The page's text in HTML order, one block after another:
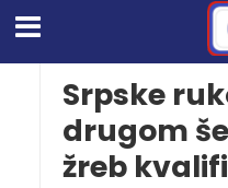
Srpske
drugom
žreb